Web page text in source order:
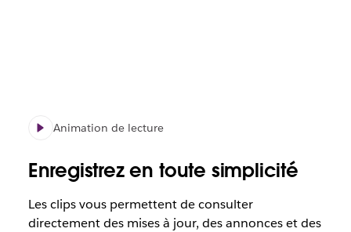
Animation de lecture
Enregistrez en toute simplicité
Les clips vous permettent de consulter
directement des mises à jour, des annonces et des